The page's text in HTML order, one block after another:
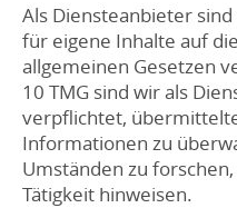
Als Diensteanbieter
für eigene Inhalte auf
allgemeinen Gesetzen
10 TMG sind wir als
verpflichtet,
Informationen zu
Umständen zu
Tätigkeit hinweisen.